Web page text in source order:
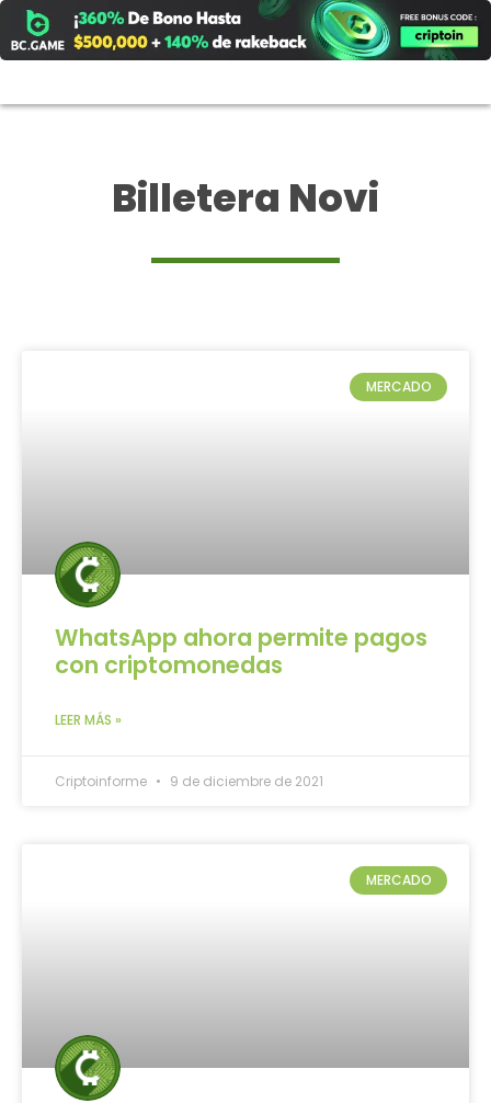
al
contenido
Billetera Novi
MERCADO
WhatsApp ahora permite pagos
con criptomonedas
LEER MÁS »
Criptoinforme 9 de diciembre de 2021
MERCADO